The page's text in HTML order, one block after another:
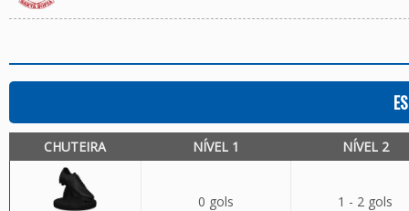
CHUTEIRA NÍVEL 1 NÍVEL 2
0 gols 1 - 2 gols